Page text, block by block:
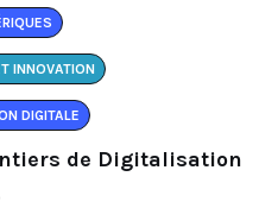
INNOVATION
DIGITALE
de Digitalisation